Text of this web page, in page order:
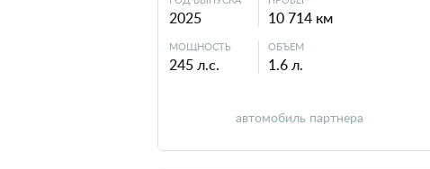
2025 10 714 км
МОЩНОСТЬ
245 л.с.
ОБЪЕМ
1.6 л.
автомобиль партнера